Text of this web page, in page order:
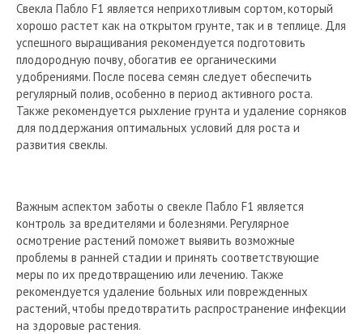
Свекла Пабло F1 является неприхотливым сортом, который
хорошо растет как на открытом грунте, так и в теплице. Для
успешного выращивания рекомендуется подготовить
плодородную почву, обогатив ее органическими
удобрениями. После посева семян следует обеспечить
регулярный полив, особенно в период активного роста.
Также рекомендуется рыхление грунта и удаление сорняков
для поддержания оптимальных условий для роста и
развития свеклы.
Важным аспектом заботы о свекле Пабло F1 является
контроль за вредителями и болезнями. Регулярное
осмотрение растений поможет выявить возможные
проблемы в ранней стадии и принять соответствующие
меры по их предотвращению или лечению. Также
рекомендуется удаление больных или поврежденных
растений, чтобы предотвратить распространение инфекции
на здоровые растения.